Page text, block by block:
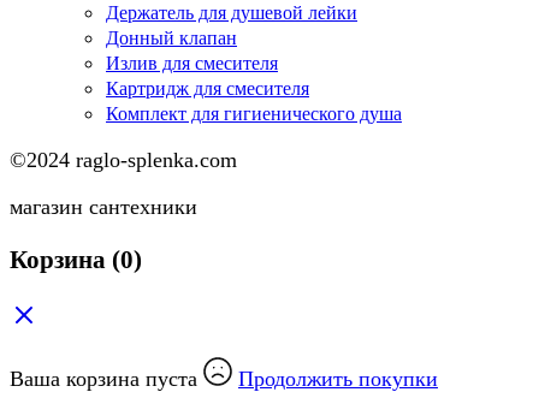
Держатель для душевой лейки
Донный клапан
Излив для смесителя
Картридж для смесителя
Комплект для гигиенического душа
©2024 raglo-splenka.com
магазин сантехники
Корзина (0)
Ваша корзина пуста Продолжить покупки